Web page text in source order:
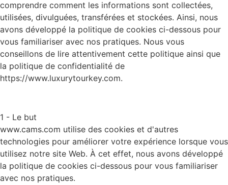
comprendre comment les informations sont collectées,
utilisées, divulguées, transférées et stockées. Ainsi, nous
avons développé la politique de cookies ci-dessous pour
vous familiariser avec nos pratiques. Nous vous
conseillons de lire attentivement cette politique ainsi que
la politique de confidentialité de
https://www.luxurytourkey.com.
1 - Le but
www.cams.com utilise des cookies et d'autres
technologies pour améliorer votre expérience lorsque vous
utilisez notre site Web. À cet effet, nous avons développé
la politique de cookies ci-dessous pour vous familiariser
avec nos pratiques.